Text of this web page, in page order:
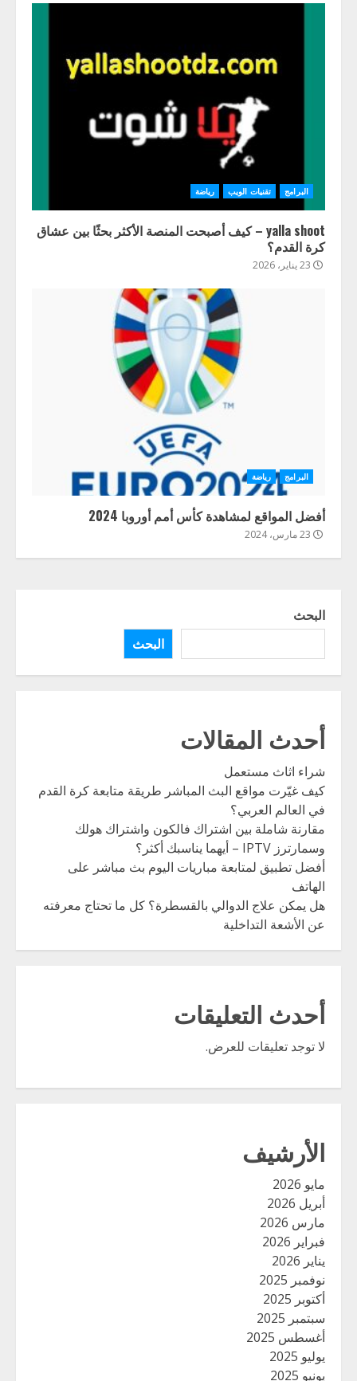
البرامج تقنيات الويب رياضة
yalla shoot – كيف أصبحت المنصة الأكثر بحثًا بين عشاق
كرة القدم؟
البرامج رياضة
أفضل المواقع لمشاهدة كأس أمم أوروبا 2024
البحث
البحث
أحدث المقالات
شراء اثاث مستعمل
كيف غيّرت مواقع البث المباشر طريقة متابعة كرة القدم
في العالم العربي؟
مقارنة شاملة بين اشتراك فالكون واشتراك هولك
وسمارترز IPTV – أيهما يناسبك أكثر؟
أفضل تطبيق لمتابعة مباريات اليوم بث مباشر على
الهاتف
هل يمكن علاج الدوالي بالقسطرة؟ كل ما تحتاج معرفته
عن الأشعة التداخلية
أحدث التعليقات
لا توجد تعليقات للعرض.
الأرشيف
مايو 2026
أبريل 2026
مارس 2026
فبراير 2026
يناير 2026
نوفمبر 2025
أكتوبر 2025
سبتمبر 2025
أغسطس 2025
يوليو 2025
يونيو 2025